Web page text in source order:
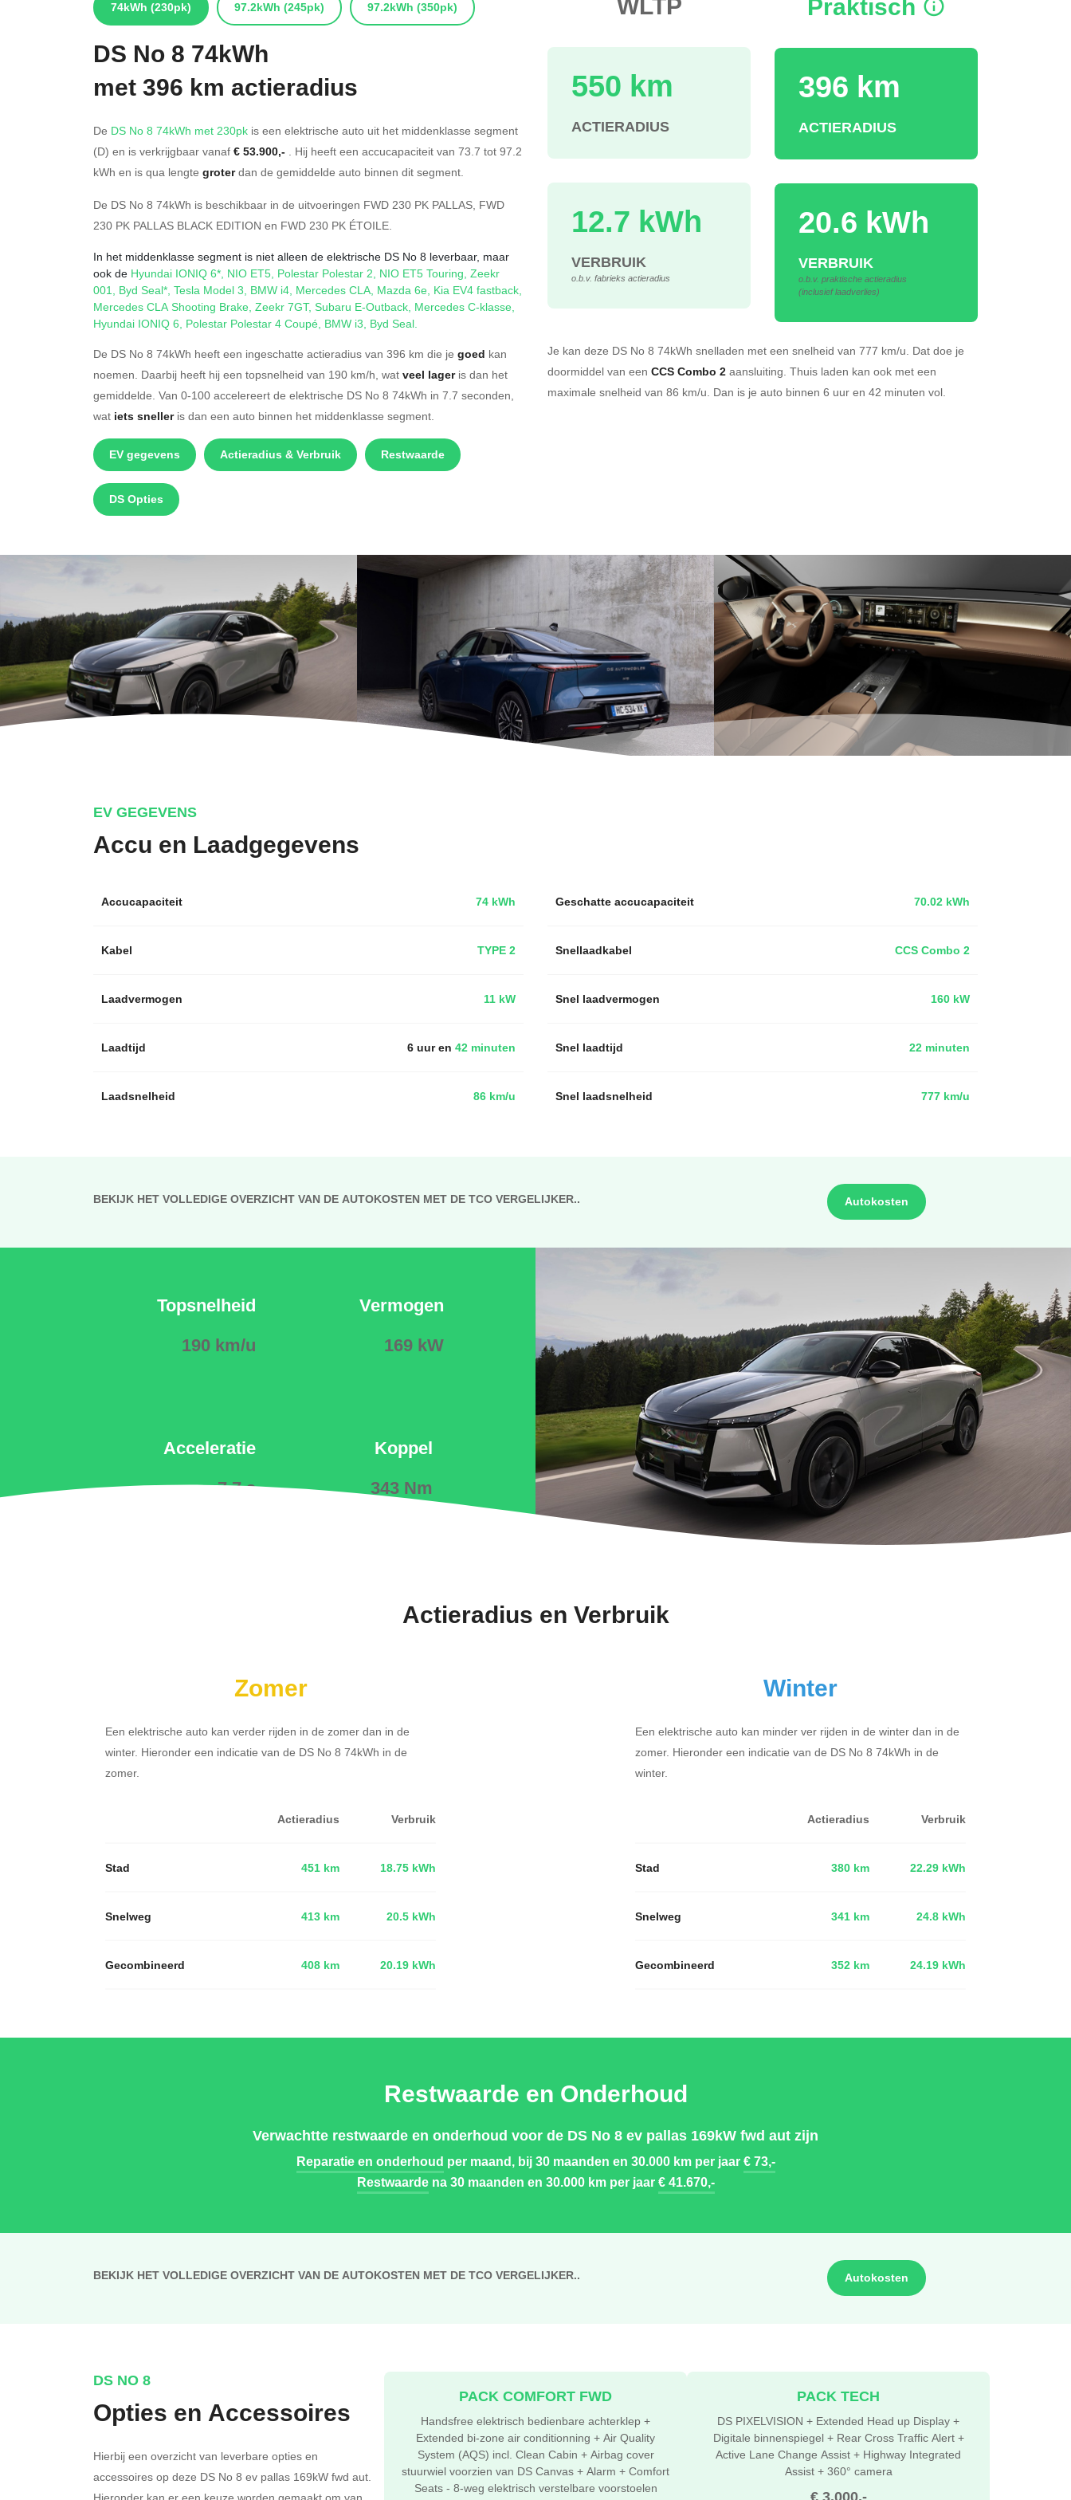
74kWh (230pk) 97.2kWh (245pk) 97.2kWh (350pk)
DS No 8 74kWh
met 396 km actieradius
De DS No 8 74kWh met 230pk is een elektrische auto uit het middenklasse segment
(D) en is verkrijgbaar vanaf € 53.900,- . Hij heeft een accucapaciteit van 73.7 tot 97.2
kWh en is qua lengte groterdan de gemiddelde auto binnen dit segment.
De DS No 8 74kWh is beschikbaar in de uitvoeringen FWD 230 PK PALLAS, FWD
230 PK PALLAS BLACK EDITION en FWD 230 PK ÉTOILE.
In het middenklasse segment is niet alleen de elektrische DS No 8 leverbaar, maar
ook de Hyundai IONIQ 6*, NIO ET5, Polestar Polestar 2, NIO ET5 Touring, Zeekr
001, Byd Seal*, Tesla Model 3, BMW i4, Mercedes CLA, Mazda 6e, Kia EV4 fastback,
Mercedes CLA Shooting Brake, Zeekr 7GT, Subaru E-Outback, Mercedes C-klasse,
Hyundai IONIQ 6, Polestar Polestar 4 Coupé, BMW i3, Byd Seal.
De DS No 8 74kWh heeft een ingeschatte actieradius van 396 km die je goed kan
noemen. Daarbij heeft hij een topsnelheid van 190 km/h, wat veel lageris dan het
gemiddelde. Van 0-100 accelereert de elektrische DS No 8 74kWh in 7.7 seconden,
wat iets snelleris dan een auto binnen het middenklasse segment.
EV gegevens Actieradius & Verbruik Restwaarde
DS Opties
550 km
ACTIERADIUS
12.7 kWh
VERBRUIK
o.b.v. fabrieks actieradius
Praktisch
396 km
ACTIERADIUS
20.6 kWh
VERBRUIK
o.b.v. praktische actieradius
(inclusief laadverlies)
Je kan deze DS No 8 74kWh snelladen met een snelheid van 777 km/u. Dat doe je
doormiddel van een CCS Combo 2 aansluiting. Thuis laden kan ook met een
maximale snelheid van 86 km/u. Dan is je auto binnen 6 uur en 42 minuten vol.
EV GEGEVENS
Accu en Laadgegevens
Accucapaciteit 74 kWh
Kabel TYPE 2
Laadvermogen 11 kW
Laadtijd 6 uur en 42 minuten
Laadsnelheid 86 km/u
70.02 kWh
Geschatte accucapaciteit
Snellaadkabel CCS Combo 2
Snel laadvermogen 160 kW
Snel laadtijd 22 minuten
Snel laadsnelheid 777 km/u
BEKIJK HET VOLLEDIGE OVERZICHT VAN DE AUTOKOSTEN MET DE TCO VERGELIJKER.. Autokosten
Topsnelheid
190 km/u
Acceleratie
7.7 s
Vermogen
169 kW
Koppel
343 Nm
Actieradius en Verbruik
Zomer
Een elektrische auto kan verder rijden in de zomer dan in de
winter. Hieronder een indicatie van de DS No 8 74kWh in de
zomer.
Actieradius Verbruik
Stad 451 km 18.75 kWh
Snelweg 413 km 20.5 kWh
Gecombineerd 408 km 20.19 kWh
Winter
Een elektrische auto kan minder ver rijden in de winter dan in de
zomer. Hieronder een indicatie van de DS No 8 74kWh in de
winter.
Actieradius Verbruik
Stad 380 km 22.29 kWh
Snelweg 341 km 24.8 kWh
Gecombineerd 352 km 24.19 kWh
Restwaarde en Onderhoud
Verwachtte restwaarde en onderhoud voor de DS No 8 ev pallas 169kW fwd aut zijn
Reparatie en onderhoud per maand, bij 30 maanden en 30.000 km per jaar€ 73,-
Restwaardena 30 maanden en 30.000 km per jaar€ 41.670,-
BEKIJK HET VOLLEDIGE OVERZICHT VAN DE AUTOKOSTEN MET DE TCO VERGELIJKER.. Autokosten
DS NO 8
Opties en Accessoires
Hierbij een overzicht van leverbare opties en
accessoires op deze DS No 8 ev pallas 169kW fwd aut.
PACK COMFORT FWD
Handsfree elektrisch bedienbare achterklep +
Extended bi-zone air conditionning + Air Quality
System (AQS) incl. Clean Cabin + Airbag cover
stuurwiel voorzien van DS Canvas + Alarm + Comfort
Seats - 8-weg elektrisch verstelbare voorstoelen
€ 3.000,-
PACK TECH
DS PIXELVISION + Extended Head up Display +
Digitale binnenspiegel + Rear Cross Traffic Alert +
Active Lane Change Assist + Highway Integrated
Assist + 360° camera